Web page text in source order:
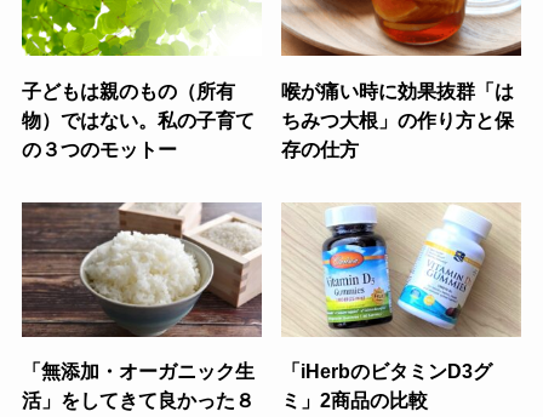
子どもは親のもの（所有
物）ではない。私の子育て
の３つのモットー
喉が痛い時に効果抜群「は
ちみつ大根」の作り方と保
存の仕方
「無添加・オーガニック生
活」をしてきて良かった８
「iHerbのビタミンD3グ
ミ」2商品の比較